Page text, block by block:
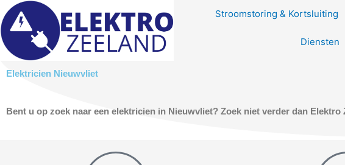
Skip
to
content
Stroomstoring & Kortsluiting
Diensten
Elektricien Nieuwvliet
Bent u op zoek naar een elektricien in Nieuwvliet? Zoek niet verder dan